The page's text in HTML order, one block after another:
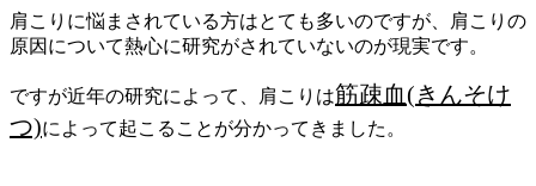
肩こりに悩まされている方はとても多いのですが、肩こりの
原因について熱心に研究がされていないのが現実です。
ですが近年の研究によって、肩こりは筋疎血(きんそけ
つ)によって起こることが分かってきました。